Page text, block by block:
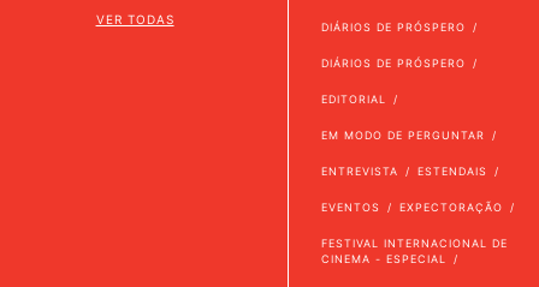
VER TODAS
DIÁRIOS DE PRÓSPERO
DIÁRIOS DE PRÓSPERO
EDITORIAL
EM MODO DE PERGUNTAR
ENTREVISTA ESTENDAIS
EVENTOS EXPECTORAÇÃO
FESTIVAL INTERNACIONAL DE
CINEMA - ESPECIAL